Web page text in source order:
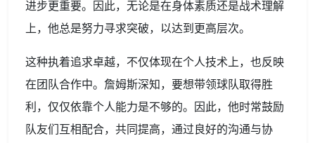
进步更重要。因此，无论是在身体素质还是战术理解
上，他总是努力寻求突破，以达到更高层次。
这种执着追求卓越，不仅体现在个人技术上，也反映
在团队合作中。詹姆斯深知，要想带领球队取得胜
利，仅仅依靠个人能力是不够的。因此，他时常鼓励
队友们互相配合，共同提高，通过良好的沟通与协